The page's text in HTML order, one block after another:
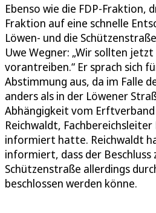
Ebenso wie die FDP-Fraktion,
Fraktion auf eine schnelle
Löwen- und die
Uwe Wegner: „Wir sollten jetzt
vorantreiben.“ Er sprach sich
Abstimmung aus, da im Falle
anders als in der Löwener
Abhängigkeit vom
Reichwaldt, Fachbereichsleiter
informiert hatte. Reichwaldt
informiert, dass der Beschluss
Schützenstraße allerdings
beschlossen werden könne.